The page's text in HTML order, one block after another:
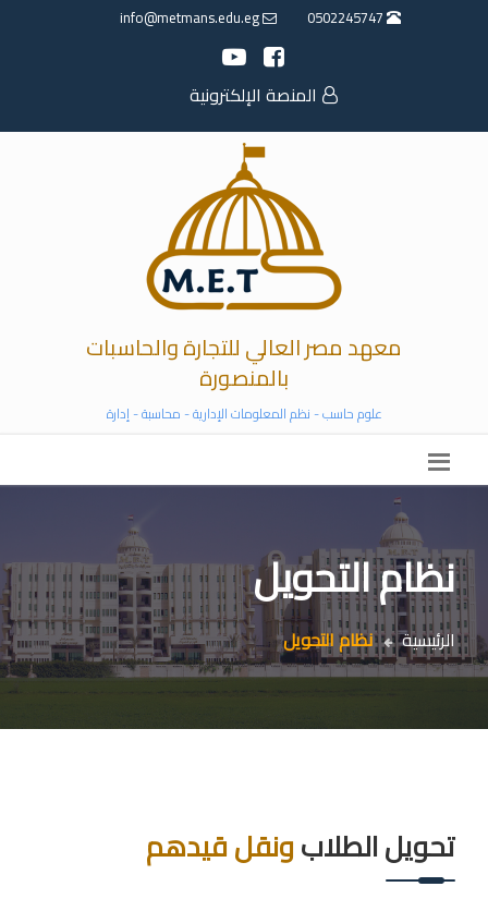
المنصة الإلكترونية
معهد مصر العالي للتجارة والحاسبات
بالمنصورة
علوم حاسب - نظم المعلومات الإدارية - محاسبة - إدارة
نظام التحويل
الرئيسية نظام التحويل
تحويل الطلابونقل قيدهم